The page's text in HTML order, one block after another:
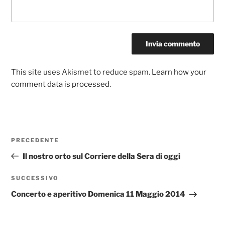
This site uses Akismet to reduce spam. Learn how your
comment data is processed.
Articolo
precedente:
PRECEDENTE
Il nostro orto sul Corriere della Sera di oggi
Articolo
successivo
SUCCESSIVO
Concerto e aperitivo Domenica 11 Maggio 2014